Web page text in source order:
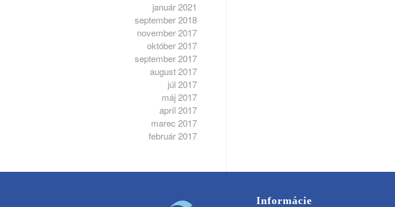
január 2021
september 2018
november 2017
október 2017
september 2017
august 2017
júl 2017
máj 2017
apríl 2017
marec 2017
február 2017
Informácie